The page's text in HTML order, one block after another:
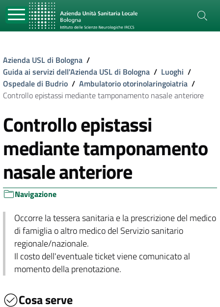
Azienda USL di Bologna /
Guida ai servizi dell'Azienda USL di Bologna / Luoghi /
Ospedale di Budrio / Ambulatorio otorinolaringoiatria /
Controllo epistassi mediante tamponamento nasale anteriore
Controllo epistassi
mediante tamponamento
nasale anteriore
Navigazione
Occorre la tessera sanitaria e la prescrizione del medico
di famiglia o altro medico del Servizio sanitario
regionale/nazionale.
Il costo dell'eventuale ticket viene comunicato al
momento della prenotazione.
Cosa serve